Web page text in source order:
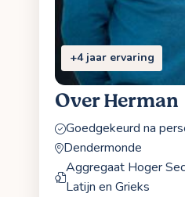
+4 jaar ervaring
Over Herman
Goedgekeurd na
Dendermonde
Aggregaat Hoger
Latijn en Grieks